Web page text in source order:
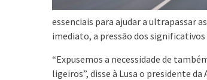
essenciais para ajudar a ultrapassar
imediato, a pressão dos
“Expusemos a necessidade de
ligeiros”, disse à Lusa o presidente